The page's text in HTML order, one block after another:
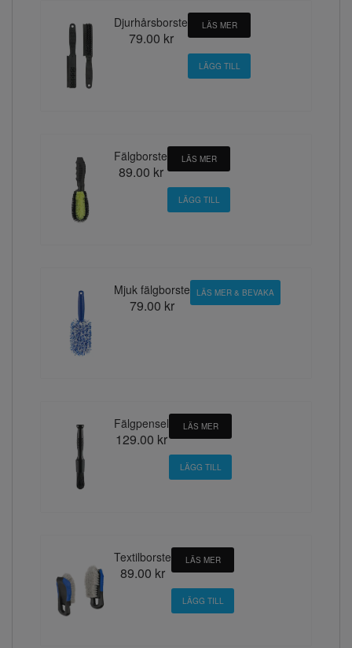
Djurhårsborste
79.00 kr
LÄS MER
Fälgborste
89.00 kr
LÄS MER
Mjuk fälgborste
79.00 kr
LÄS MER & BEVAKA
Fälgpensel
129.00 kr
LÄS MER
Textilborste
89.00 kr
LÄS MER